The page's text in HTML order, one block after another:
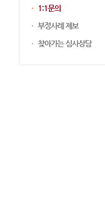
1:1문의
부정사례 제보
찾아가는 심사상담